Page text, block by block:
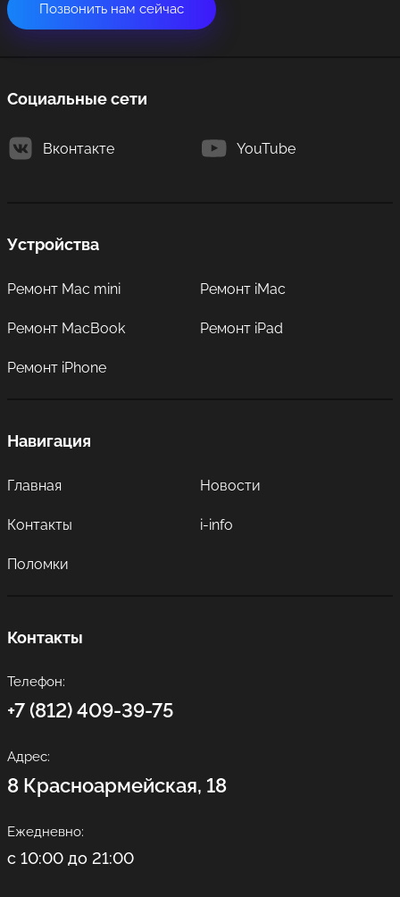
Позвонить нам сейчас
Социальные сети
Вконтакте YouTube
Устройства
Ремонт Mac mini Ремонт iMac
Ремонт MacBook Ремонт iPad
Ремонт iPhone
Навигация
Главная Новости
Контакты i-info
Поломки
Контакты
Телефон:
+7 (812) 409-39-75
Адрес:
8 Красноармейская, 18
Ежедневно:
с 10:00 до 21:00